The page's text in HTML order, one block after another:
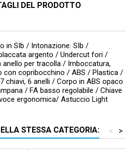
DEL PRODOTTO
in SIb / Intonazione: SIb /
argento / Undercut fori /
anello per tracolla / Imboccatura,
con copribocchino / ABS / Plastica /
chiavi, 6 anelli / Corpo in ABS opaco
/ FA basso regolabile / Chiave
ergonomica/ Astuccio Light
STESSA CATEGORIA: >
<